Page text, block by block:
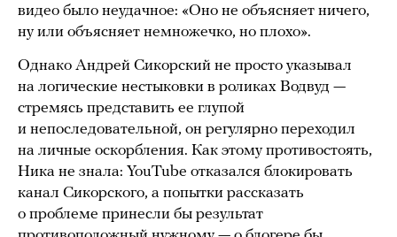
видео было неудачное: «Оно не объясняет ничего,
ну или объясняет немножечко, но плохо».
Однако Андрей Сикорский не просто указывал
на логические нестыковки в роликах Водвуд —
стремясь представить ее глупой
и непоследовательной, он регулярно переходил
на личные оскорбления. Как этому противостоять,
Ника не знала: YouTube отказался блокировать
канал Сикорского, а попытки рассказать
о проблеме принесли бы результат